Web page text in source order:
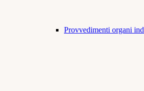
Provvedimenti organi